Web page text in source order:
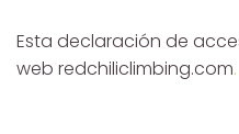
Esta declaración de
web redchiliclimbing.com.